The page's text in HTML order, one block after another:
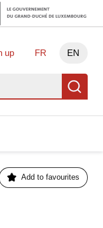
up FR EN
Add to favourites